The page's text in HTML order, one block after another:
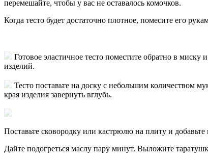
перемешайте, чтобы у вас не оставалось комочков.
Когда тесто будет достаточно плотное, помесите его
Готовое эластичное тесто поместите обратно в
изделий.
Тесто поставьте на доску с небольшим количеством
края изделия завернуть вглубь.
Поставьте сковородку или кастрюлю на плиту и
Дайте подогреться маслу пару минут. Выложите